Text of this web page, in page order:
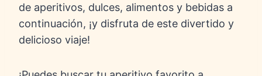
de aperitivos, dulces, alimentos y bebidas a
continuación, ¡y disfruta de este divertido y
delicioso viaje!